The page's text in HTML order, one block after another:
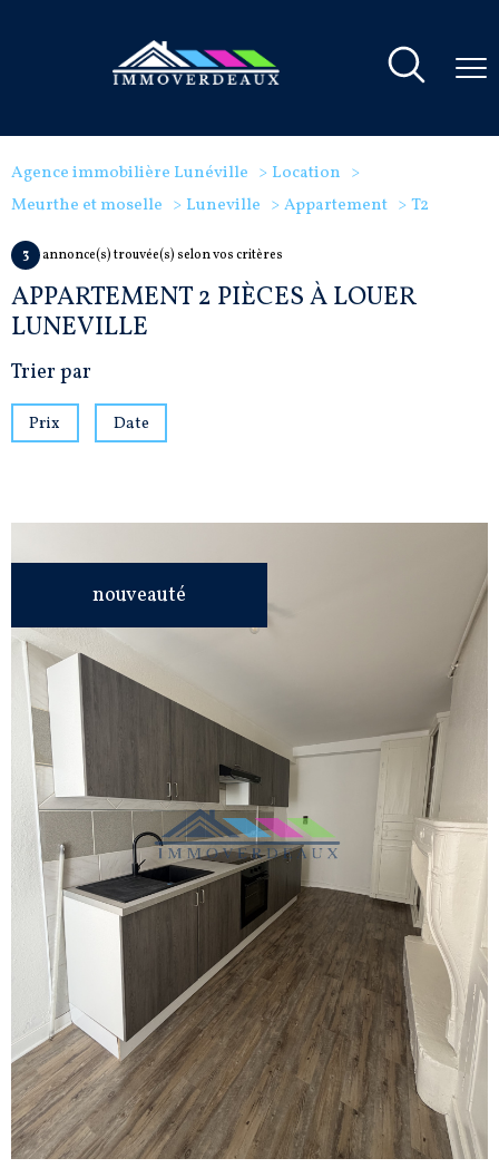
Agence immobilière Lunéville
Location
Meurthe et moselle
Luneville Appartement T2
3 annonce(s) trouvée(s) selon vos critères
APPARTEMENT 2 PIÈCES À LOUER
LUNEVILLE
Trier par
Prix Date
nouveauté
VOIR LE
BIEN